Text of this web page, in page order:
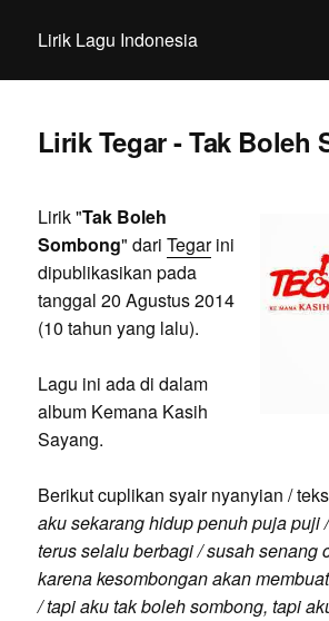
Lirik Lagu Indonesia
Lirik Tegar - Tak Boleh
Lirik "Tak Boleh
Sombong" dari Tegarini
dipublikasikan pada
tanggal 20 Agustus 2014
(10 tahun yang lalu).
Lagu ini ada di dalam
album Kemana Kasih
Sayang.
Berikut cuplikan syair nyanyian /
aku sekarang hidup penuh puja puji
terus selalu berbagi / susah senang
karena kesombongan akan
/ tapi aku tak boleh sombong, tapi